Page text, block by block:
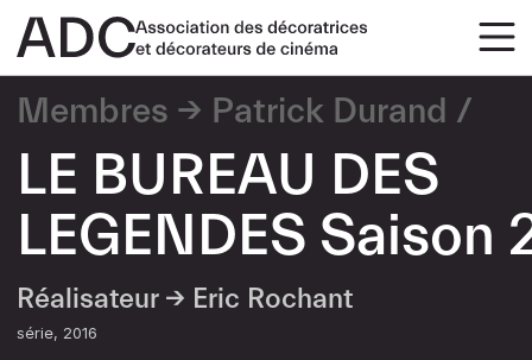
Membres Patrick Durand
LE BUREAU DES
LEGENDES Saison
Réalisateur → Eric Rochant
série 2016